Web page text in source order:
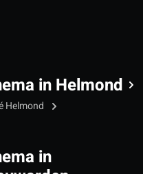
in Helmond
Helmond
in